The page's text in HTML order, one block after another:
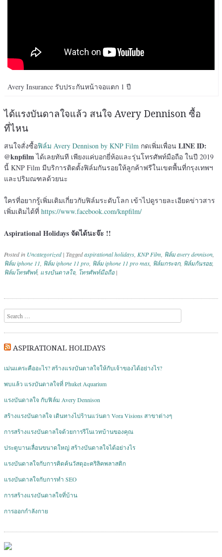
Avery Insurance รับประกันหน้าจอแตก 1 ปี
ได้แรงบันดาลใจแล้ว สนใจ Avery Dennison ซื้อ
ที่ไหน
สนใจสั่งซื้อฟิล์ม Avery Dennison by KNP Film กดเพิ่มเพื่อน LINE ID:
@knpfilmได้เลยทันที เพียงแค่บอกยี่ห้อและรุ่นโทรศัพท์มือถือ ในปี 2019
นี้ KNP Film มีบริการติดตั้งฟิล์มกันรอยให้ลูกค้าฟรีในเขตพื้นที่กรุงเทพฯ
และปริมณฑลด้วยนะ
ใครที่อยากรู้เพิ่มเติมเกี่ยวกับฟิล์มระดับโลก เข้าไปดูรายละเอียดข่าวสาร
เพิ่มเติมได้ที่ https://www.facebook.com/knpfilm/
Aspirational Holidays จัดได้นะจ๊ะ !!
Posted in Uncategorized | Taggedaspirational holidays KNP Film ฟิล์ม avery dennison
ฟิล์ม iphone 11 ฟิล์ม iphone 11 pro ฟิล์ม iphone 11 pro max, ฟิล์มกระจก, ฟิล์มกันรอย,
ฟิล์มโทรศัพท์, แรงบันดาลใจ, โทรศัพท์มือถือ |
Post navigation
Search
ASPIRATIONAL HOLIDAYS
เม่นแคระคืออะไร? สร้างแรงบันดาลใจให้กับเจ้าของได้อย่างไร?
พบแล้ว แรงบันดาลใจที่ Phuket Aquarium
แรงบันดาลใจ กับฟิล์ม Avery Dennison
สร้างแรงบันดาลใจ เดินทางไปร้านแว่นตา Vora Visions สาขาต่างๆ
การสร้างแรงบันดาลใจด้วยการรีโนเวทบ้านของคุณ
ประตูบานเลื่อนขนาดใหญ่ สร้างบันดาลใจได้อย่างไร
แรงบันดาลใจกับการคิดค้นวัสดุอะคริลิคพลาสติก
แรงบันดาลใจกับการทำ SEO
การสร้างแรงบันดาลใจที่บ้าน
การออกกำลังกาย